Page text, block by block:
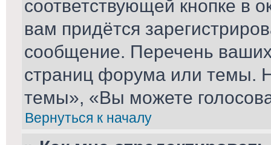
соответствующей кнопке в
вам придётся
сообщение. Перечень
страниц форума или темы.
темы», «Вы можете
Вернуться к началу